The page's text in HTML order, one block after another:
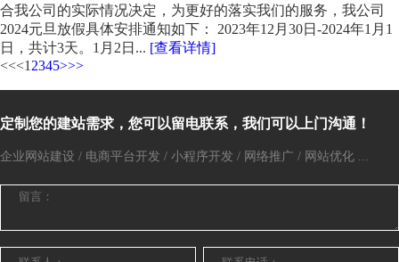
合我公司的实际情况决定，为更好的落实我们的服务，我公司
2024元旦放假具体安排通知如下： 2023年12月30日-2024年1月1
日，共计3天。1月2日... [查看详情]
<<<1 2345>>>
定制您的建站需求，您可以留电联系，我们可以上门沟通！
企业网站建设 / 电商平台开发 / 小程序开发 / 网络推广 / 网站优化 ...